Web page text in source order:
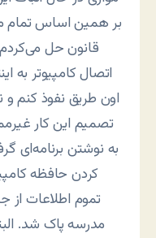
بر همین اساس تمام
قانون حل
اتصال کامپیوتر به
اون طریق نفوذ کنم
تصمیم این کار
به نوشتن برنامه‌ای
کردن حافظه
تموم اطلاعات از
مدرسه پاک شد.